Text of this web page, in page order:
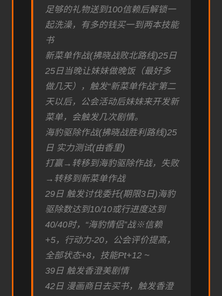
足够的礼物送到100信赖后解锁一
起洗澡，有多的钱买一到两本技能
书
新菜单作战(拂晓战败北路线)25日
25日当晚让妹妹做晚饭（最好多
做几天），触发“新菜单作战”第二
天以后，公会活动后妹妹来开发新
菜单，会触发几次剧情。
海豹驱除作战(拂晓战胜利路线)25
日 实力测试(由香里)
打赢→转移到海豹驱除作战，失败
→转移到新菜单作战
29日 触发讨伐委托(期限3日)海豹
驱除数达到10/10或行进度达到
40/40时，“海豹情侣”战※信赖
+5，行动力-20，公会评价提高，
全部状态+8，技能Pt+12 ~
39日 触发香澄美剧情
42日 漫画商日去买书，触发香澄